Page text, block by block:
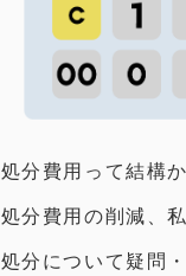
処分費用って結構
処分費用の削減、
処分について疑問